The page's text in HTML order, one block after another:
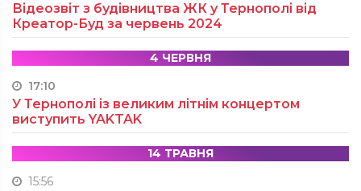
Відеозвіт з будівництва ЖК у Тернополі від
Креатор-Буд за червень 2024
4 ЧЕРВНЯ
17:10
У Тернополі із великим літнім концертом
виступить YAKTAK
14 ТРАВНЯ
15:56